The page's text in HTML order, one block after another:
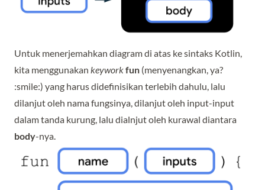
Untuk menerjemahkan diagram di atas ke sintaks Kotlin,
kita menggunakan keyworkfun (menyenangkan, ya?
:smile:) yang harus didefinisikan terlebih dahulu, lalu
dilanjut oleh nama fungsinya, dilanjut oleh input-input
dalam tanda kurung, lalu dialnjut oleh kurawal diantara
body-nya.